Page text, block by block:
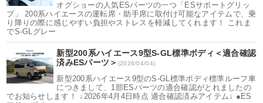
オグショーの人気ESパーツの一つ「ESサポートグリッ
プ」 200系ハイエースの運転席・助手席に取付け可能なアイテムで、乗
り降りの際に感じやすい負担やストレスを軽減してくれます！ これま
でS-GLグレー
新型200系ハイエース9型S-GL標準ボディ＜適合確認
済みESパーツ＞ (2026/04/04)
新型200系ハイエース9型のS-GL標準ボディ標準ルーフ車
につきまして、1部ESパーツの適合確認がとれましたの
でお知らせします！ ↓2026年4月4日時点 適合確認済みアイテム↓ ●ES